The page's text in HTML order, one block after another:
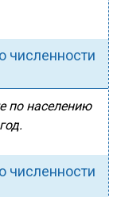
численности
по населению
численности